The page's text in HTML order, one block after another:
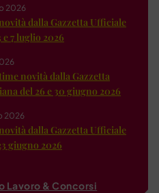
2026
dalla Gazzetta Ufficiale
7 luglio 2026
novità dalla Gazzetta
del 26 e 30 giugno 2026
2026
dalla Gazzetta Ufficiale
giugno 2026
Lavoro & Concorsi